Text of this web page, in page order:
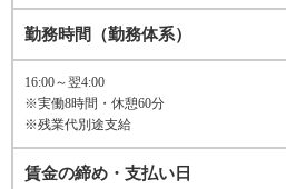
勤務時間（勤務体系）
16:00～翌4:00
※実働8時間・休憩60分
※残業代別途支給
賃金の締め・支払い日